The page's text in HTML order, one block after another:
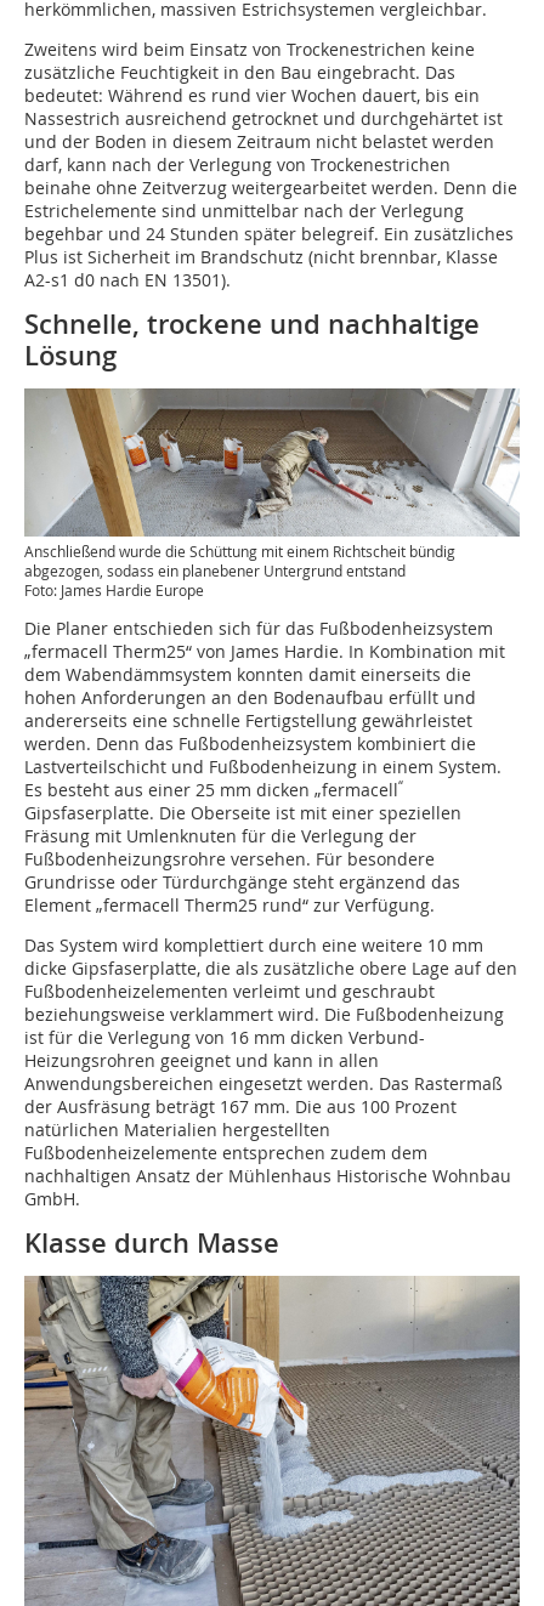
herkömmlichen, massiven Estrichsystemen vergleichbar.
Zweitens wird beim Einsatz von Trockenestrichen keine
zusätzliche Feuchtigkeit in den Bau eingebracht. Das
bedeutet: Während es rund vier Wochen dauert, bis ein
Nassestrich ausreichend getrocknet und durchgehärtet ist
und der Boden in diesem Zeitraum nicht belastet werden
darf, kann nach der Verlegung von Trockenestrichen
beinahe ohne Zeitverzug weitergearbeitet werden. Denn die
Estrichelemente sind unmittelbar nach der Verlegung
begehbar und 24 Stunden später belegreif. Ein zusätzliches
Plus ist Sicherheit im Brandschutz (nicht brennbar, Klasse
A2-s1 d0 nach EN 13501).
Schnelle, trockene und nachhaltige
Lösung
Anschließend wurde die Schüttung mit einem Richtscheit bündig
abgezogen, sodass ein planebener Untergrund entstand
Foto: James Hardie Europe
Die Planer entschieden sich für das Fußbodenheizsystem
„fermacell Therm25“ von James Hardie. In Kombination mit
dem Wabendämmsystem konnten damit einerseits die
hohen Anforderungen an den Bodenaufbau erfüllt und
andererseits eine schnelle Fertigstellung gewährleistet
werden. Denn das Fußbodenheizsystem kombiniert die
Lastverteilschicht und Fußbodenheizung in einem System.
Es besteht aus einer 25 mm dicken „fermacell“
Gipsfaserplatte. Die Oberseite ist mit einer speziellen
Fräsung mit Umlenknuten für die Verlegung der
Fußbodenheizungsrohre versehen. Für besondere
Grundrisse oder Türdurchgänge steht ergänzend das
Element „fermacell Therm25 rund“ zur Verfügung.
Das System wird komplettiert durch eine weitere 10 mm
dicke Gipsfaserplatte, die als zusätzliche obere Lage auf den
Fußbodenheizelementen verleimt und geschraubt
beziehungsweise verklammert wird. Die Fußbodenheizung
ist für die Verlegung von 16 mm dicken Verbund-
Heizungsrohren geeignet und kann in allen
Anwendungsbereichen eingesetzt werden. Das Rastermaß
der Ausfräsung beträgt 167 mm. Die aus 100 Prozent
natürlichen Materialien hergestellten
Fußbodenheizelemente entsprechen zudem dem
nachhaltigen Ansatz der Mühlenhaus Historische Wohnbau
GmbH.
Klasse durch Masse